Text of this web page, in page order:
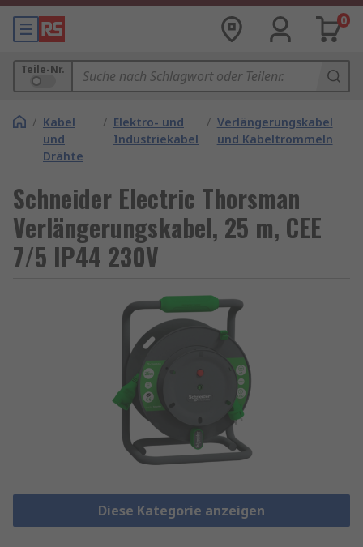
0
Teile-Nr.
/ Kabel
und
Drähte
/ Elektro- und
Industriekabel
/ Verlängerungskabel
und Kabeltrommeln
Schneider Electric Thorsman
Verlängerungskabel, 25 m, CEE
7/5 IP44 230V
Diese Kategorie anzeigen